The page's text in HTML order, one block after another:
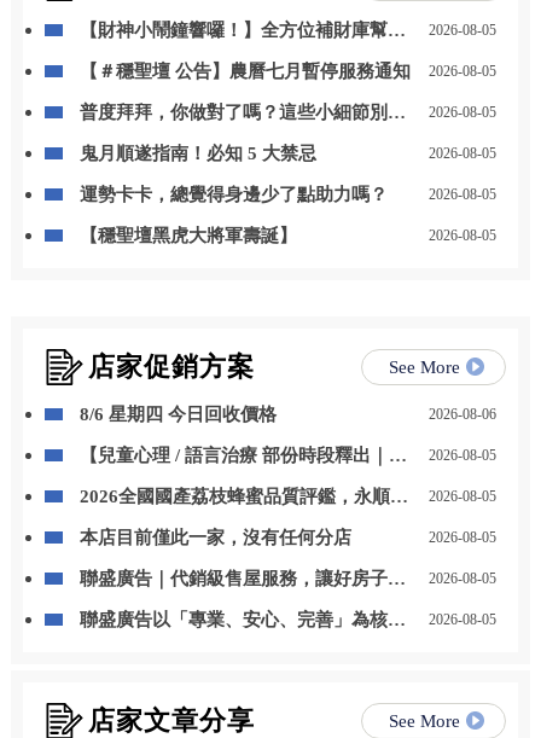
【財神小鬧鐘響囉！】全方位補財庫幫你
2026-08-05
【＃穩聖壇 公告】農曆七月暫停服務通知 2026-08-05
普度拜拜，你做對了嗎？這些小細節別忽
2026-08-05
鬼月順遂指南！必知 5 大禁忌 2026-08-05
運勢卡卡，總覺得身邊少了點助力嗎？ 2026-08-05
【穩聖壇黑虎大將軍壽誕】 2026-08-05
店家促銷方案 See More
8/6 星期四 今日回收價格 2026-08-06
【兒童心理 / 語言治療 部份時段釋出｜開
2026-08-05
2026全國國產荔枝蜂蜜品質評鑑，永順豐
2026-08-05
本店目前僅此一家，沒有任何分店 2026-08-05
聯盛廣告｜代銷級售屋服務，讓好房子被
2026-08-05
聯盛廣告以「專業、安心、完善」為核
2026-08-05
店家文章分享 See More